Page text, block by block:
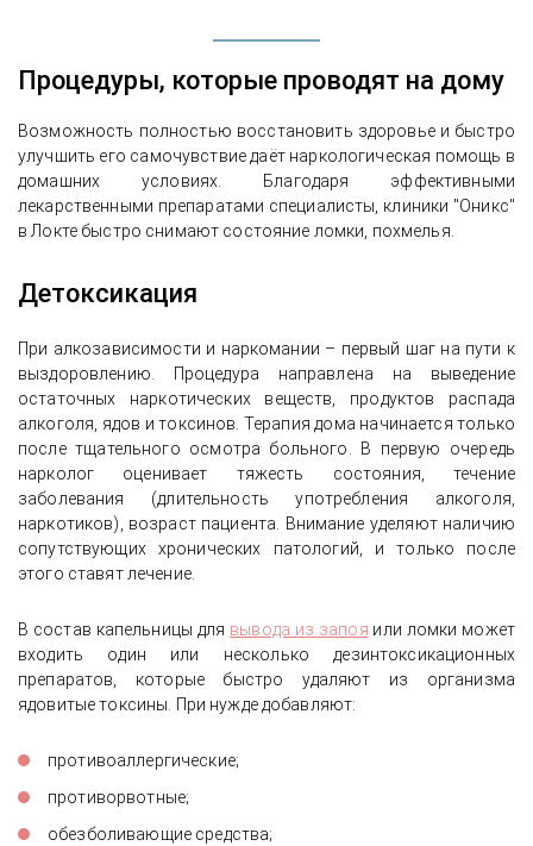
Процедуры, которые проводят на дому
Возможность полностью восстановить здоровье и быстро
улучшить его самочувствие даёт наркологическая помощь в
домашних условиях. Благодаря эффективными
лекарственными препаратами специалисты, клиники "Оникс"
в Локте быстро снимают состояние ломки, похмелья.
Детоксикация
При алкозависимости и наркомании – первый шаг на пути к
выздоровлению. Процедура направлена на выведение
остаточных наркотических веществ, продуктов распада
алкоголя, ядов и токсинов. Терапия дома начинается только
после тщательного осмотра больного. В первую очередь
нарколог оценивает тяжесть состояния, течение
заболевания (длительность употребления алкоголя,
наркотиков), возраст пациента. Внимание уделяют наличию
сопутствующих хронических патологий, и только после
этого ставят лечение.
В состав капельницы для вывода из запоя или ломки может
входить один или несколько дезинтоксикационных
препаратов, которые быстро удаляют из организма
ядовитые токсины. При нужде добавляют:
противоаллергические;
противорвотные;
обезболивающие средства;